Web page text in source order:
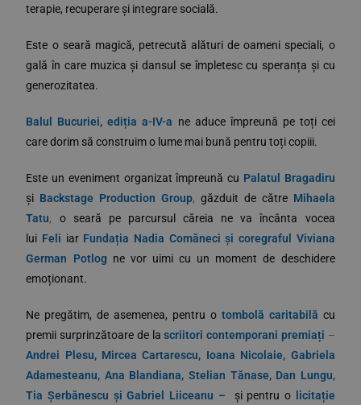
terapie, recuperare și integrare socială.
Este o seară magică, petrecută alături de oameni speciali, o
gală în care muzica și dansul se împletesc cu speranța și cu
generozitatea.
Balul Bucuriei, ediția a-IV-a ne aduce împreună pe toți cei
care dorim să construim o lume mai bună pentru toți copiii.
Este un eveniment organizat împreună cu Palatul Bragadiru
și Backstage Production Group, găzduit de către Mihaela
Tatu, o seară pe parcursul căreia ne va încânta vocea
lui Feli iar Fundația Nadia Comăneci și coregraful Viviana
German Potlog ne vor uimi cu un moment de deschidere
emoționant.
Ne pregătim, de asemenea, pentru o tombolă caritabilă cu
premii surprinzătoare de la scriitori contemporani premiați –
Andrei Plesu, Mircea Cartarescu, Ioana Nicolaie, Gabriela
Adamesteanu, Ana Blandiana, Stelian Tănase, Dan Lungu,
Tia Șerbănescu și Gabriel Liiceanu –
și pentru o
licitație